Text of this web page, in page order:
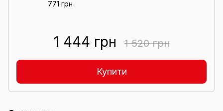
771 грн
1 444 грн 1 520 грн
Купити